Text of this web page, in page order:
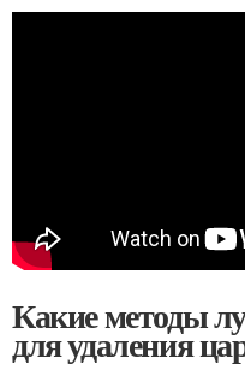
Какие методы
для удаления